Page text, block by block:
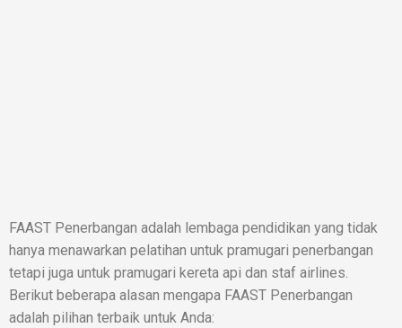
FAAST Penerbangan adalah lembaga pendidikan yang tidak
hanya menawarkan pelatihan untuk pramugari penerbangan
tetapi juga untuk pramugari kereta api dan staf airlines.
Berikut beberapa alasan mengapa FAAST Penerbangan
adalah pilihan terbaik untuk Anda: